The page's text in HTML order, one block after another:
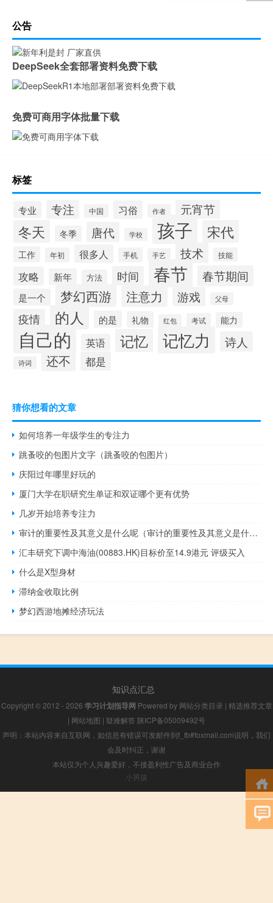
公告
DeepSeek全套部署资料免费下载
免费可商用字体批量下载
标签
专业 专注 中国 习俗 作者 元宵节
冬天 冬季 唐代 学校 孩子 宋代
工作 年初 很多人 手机 手艺 技术 技能
攻略 新年 方法 时间 春节 春节期间
是一个 梦幻西游 注意力 游戏 父母
疫情 的人 的是 礼物 红包 考试 能力
自己的 英语 记忆 记忆力 诗人
诗词 还不 都是
猜你想看的文章
如何培养一年级学生的专注力
跳蚤咬的包图片文字（跳蚤咬的包图片）
庆阳过年哪里好玩的
厦门大学在职研究生单证和双证哪个更有优势
几岁开始培养专注力
审计的重要性及其意义是什么呢（审计的重要性及其意义是什么）
汇丰研究下调中海油(00883.HK)目标价至14.9港元 评级买入
什么是X型身材
滞纳金收取比例
梦幻西游地摊经济玩法
知识点汇总
Copyright © 2012 - 2026 学习计划指导网 Powered by 网站分类目录 | 精选推荐文章
| 网站地图 | 疑难解答 陕ICP备05009492号
声明：本站内容来自互联网，如信息有错误可发邮件到f_fb#foxmail.com说明，我们
会及时纠正，谢谢
本站仅为个人兴趣爱好，不接盈利性广告及商业合作
小男孩